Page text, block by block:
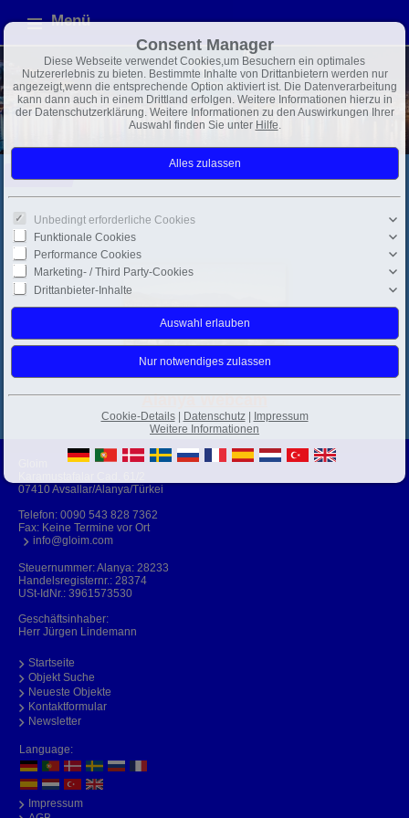
Menü
Webcams
Alanya Webcam
07410 Avsallar/Alanya/Türkei
Telefon: 0090 543 828 7362
Fax: Keine Termine vor Ort
info@gloim.com
Steuernummer: Alanya: 28233
Handelsregisternr.: 28374
USt-IdNr.: 3961573530
Geschäftsinhaber:
Herr Jürgen Lindemann
Startseite
Objekt Suche
Neueste Objekte
Kontaktformular
Newsletter
Language:
Impressum
Consent Manager
Diese Webseite verwendet Cookies,um Besuchern ein optimales
Nutzererlebnis zu bieten. Bestimmte Inhalte von Drittanbietern werden nur
angezeigt,wenn die entsprechende Option aktiviert ist. Die Datenverarbeitung
kann dann auch in einem Drittland erfolgen. Weitere Informationen hierzu in
der Datenschutzerklärung. Weitere Informationen zu den Auswirkungen Ihrer
Auswahl finden Sie unter Hilfe
Unbedingt erforderliche Cookies
Funktionale Cookies
Performance Cookies
Marketing- / Third Party-Cookies
Drittanbieter-Inhalte
Cookie-Details| Datenschutz| Impressum
Weitere Informationen